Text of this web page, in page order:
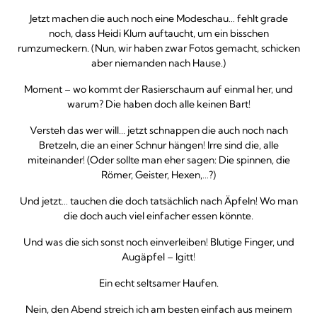
Jetzt machen die auch noch eine Modeschau… fehlt grade
noch, dass Heidi Klum auftaucht, um ein bisschen
rumzumeckern. (Nun, wir haben zwar Fotos gemacht, schicken
aber niemanden nach Hause.)
Moment – wo kommt der Rasierschaum auf einmal her, und
warum? Die haben doch alle keinen Bart!
Versteh das wer will… jetzt schnappen die auch noch nach
Bretzeln, die an einer Schnur hängen! Irre sind die, alle
miteinander! (Oder sollte man eher sagen: Die spinnen, die
Römer, Geister, Hexen,…?)
Und jetzt… tauchen die doch tatsächlich nach Äpfeln! Wo man
die doch auch viel einfacher essen könnte.
Und was die sich sonst noch einverleiben! Blutige Finger, und
Augäpfel – Igitt!
Ein echt seltsamer Haufen.
Nein, den Abend streich ich am besten einfach aus meinem